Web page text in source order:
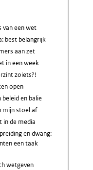
van een wet
best belangrijk
aan zet
in een week
zoiets?!
open
beleid en balie
mijn stoel af
in de media
en dwang:
een taak
wetgeven